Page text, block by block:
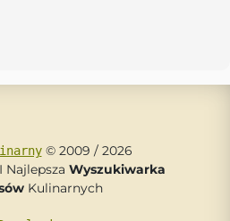
© 2009 / 2026
I Najlepsza Wyszukiwarka
Kulinarnych